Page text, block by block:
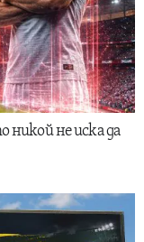
никой не иска да